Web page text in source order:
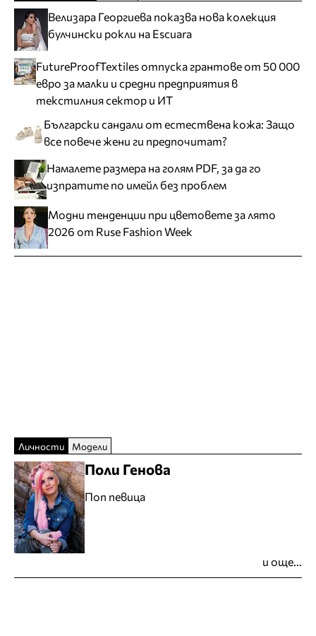
Велизара Георгиева показва нова колекция
булчински рокли на Escuara
FutureProofTextiles отпуска грантове от 50 000
евро за малки и средни предприятия в
текстилния сектор и ИТ
Български сандали от естествена кожа: Защо
все повече жени ги предпочитат?
Намалете размера на голям PDF, за да го
изпратите по имейл без проблем
Модни тенденции при цветовете за лято
2026 от Ruse Fashion Week
Личности Модели
Поли Генова
Поп певица
и още...